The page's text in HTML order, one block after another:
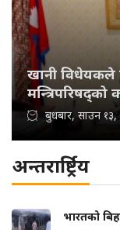
खानी विधेयकले
मन्त्रिपरिषद्को
बुधबार, साउन
अन्तरार्ष्ट्रिय
भारतको